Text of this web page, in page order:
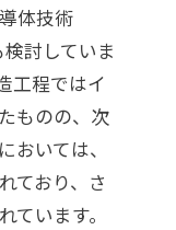
体技術
討していま
工程ではイ
ものの、次
おいては、
ており、さ
ています。